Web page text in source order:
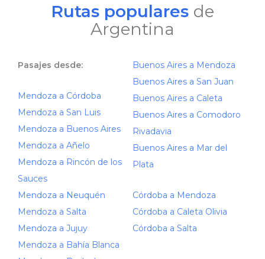
Rutas populares de
Argentina
Pasajes desde:
Mendoza a Córdoba
Mendoza a San Luis
Mendoza a Buenos Aires
Mendoza a Añelo
Mendoza a Rincón de los
Sauces
Mendoza a Neuquén
Mendoza a Salta
Mendoza a Jujuy
Mendoza a Bahía Blanca
Buenos Aires a Mendoza
Buenos Aires a San Juan
Buenos Aires a Caleta
Buenos Aires a Comodoro
Rivadavia
Buenos Aires a Mar del
Plata
Córdoba a Mendoza
Córdoba a Caleta Olivia
Córdoba a Salta